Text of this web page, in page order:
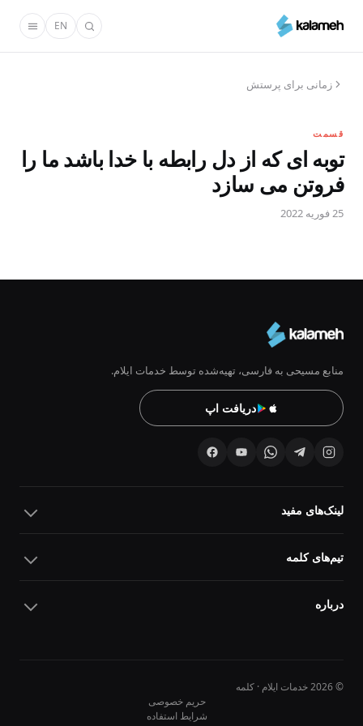
محتوای
EN
زمانی برای پرستش
قسمت
توبه ای که از دل رابطه با خدا باشد ما را
فروتن می سازد
25 فوریه 2022
منابع مسیحی به فارسی، تهیه‌شده توسط خدمات ایلام.
دریافت اپ
لینک‌های مفید
تیم‌های کلمه
درباره
© 2026 خدمات ایلام · کلمه
حریم خصوصی
شرایط استفاده